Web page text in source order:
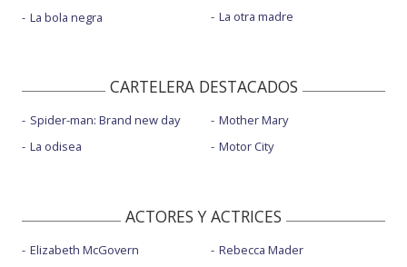
La bola negra
La otra madre
CARTELERA DESTACADOS
Spider-man: Brand new day
La odisea
Mother Mary
Motor City
ACTORES Y ACTRICES
Elizabeth McGovern
Rebecca Mader